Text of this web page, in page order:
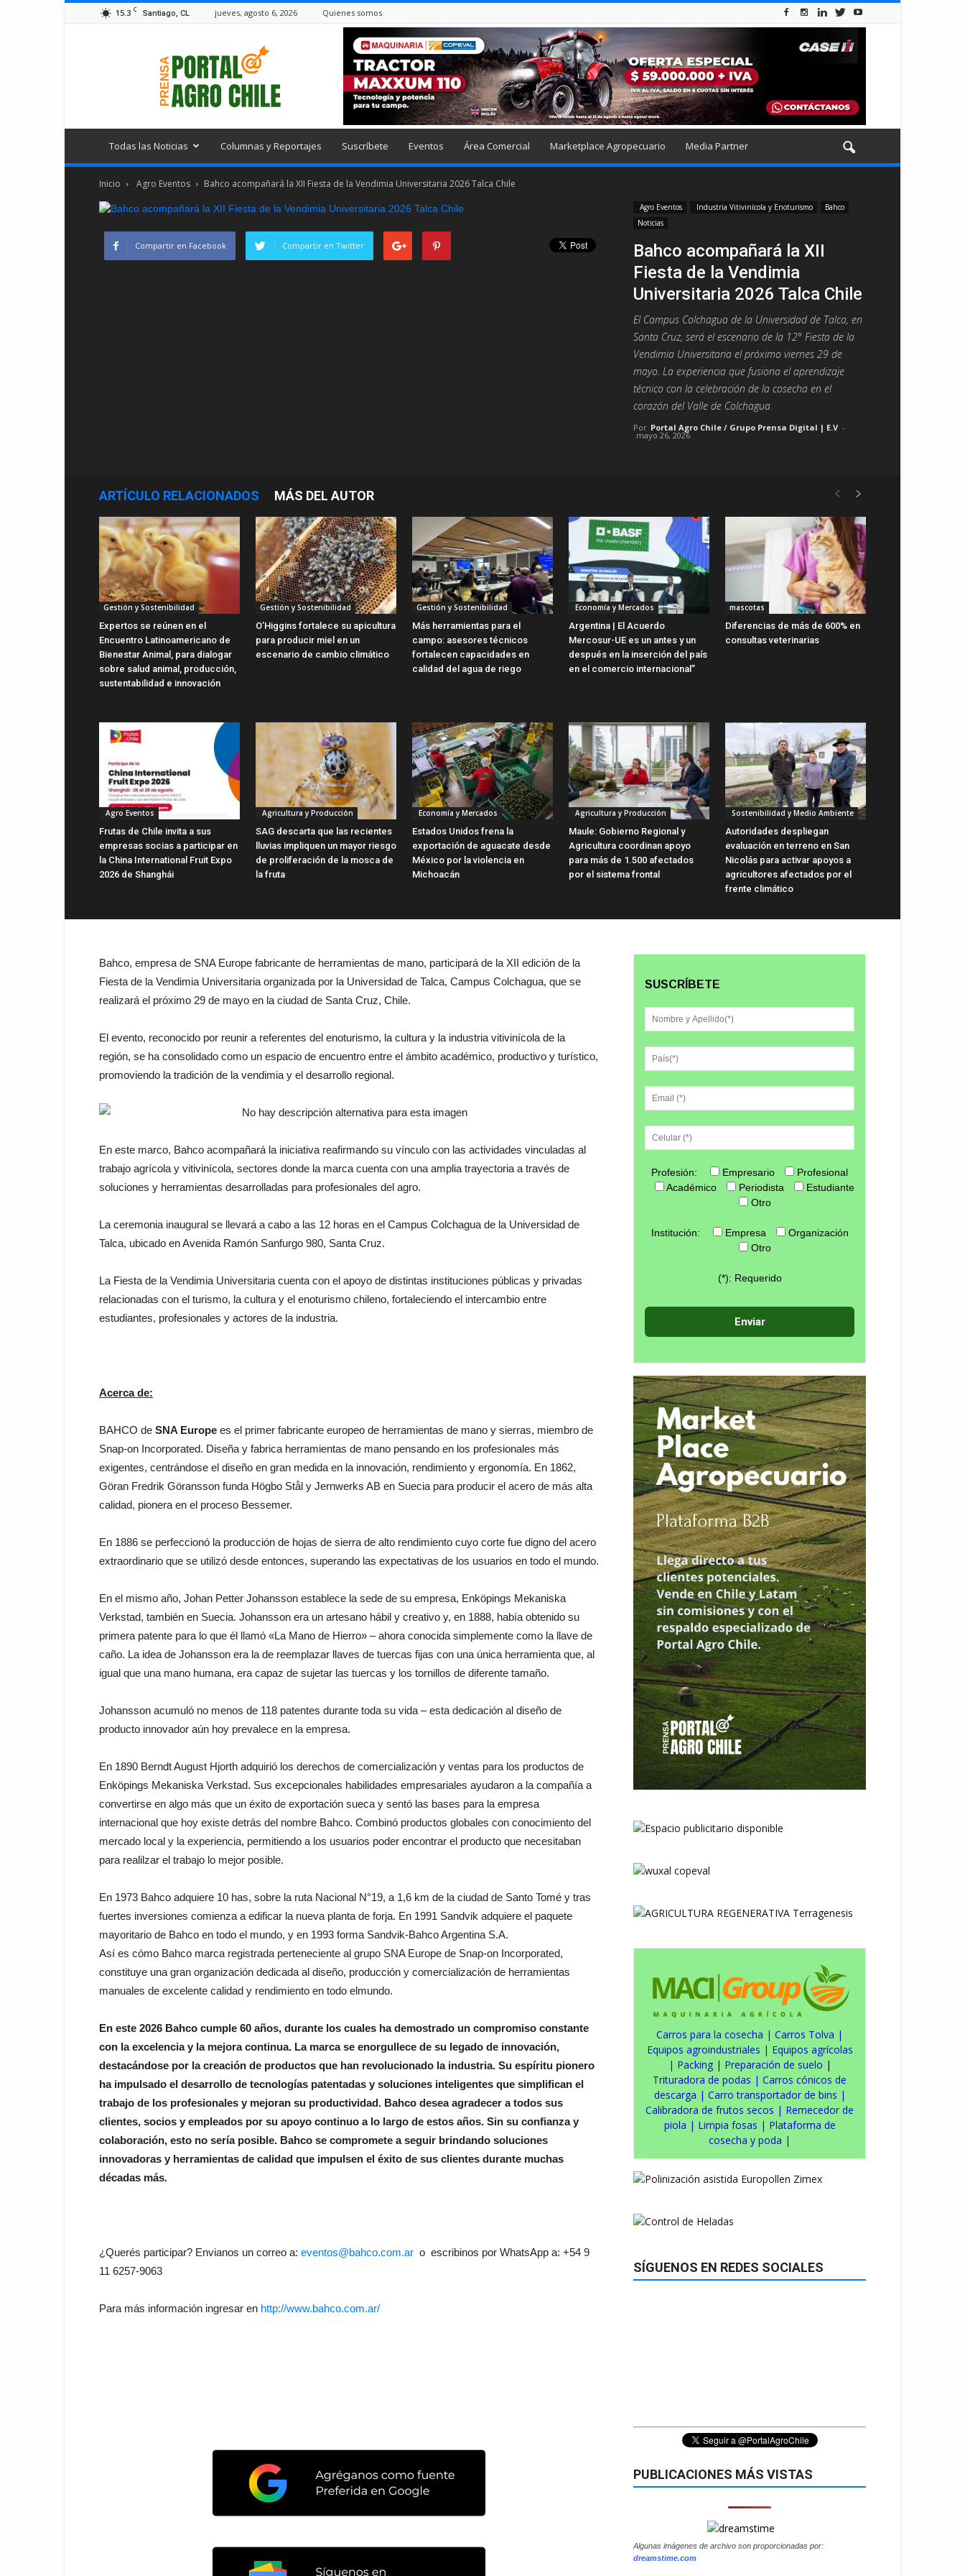
15.3 C Santiago, CL jueves, agosto 6, 2026 Quienes somos
Todas las Noticias Columnas y Reportajes Suscríbete Eventos Área Comercial Marketplace Agropecuario Media Partner
Inicio Agro Eventos Bahco acompañará la XII Fiesta de la Vendimia Universitaria 2026 Talca Chile
Agro Eventos Industria Vitivinícola y Enoturismo
Bahco
Noticias
Bahco acompañará la XII
Fiesta de la Vendimia
Universitaria 2026 Talca Chile
El Campus Colchagua de la Universidad de Talca, en
Santa Cruz, será el escenario de la 12° Fiesta de la
Vendimia Universitaria el próximo viernes 29 de
mayo. La experiencia que fusiona el aprendizaje
técnico con la celebración de la cosecha en el
corazón del Valle de Colchagua.
Por Portal Agro Chile / Grupo Prensa Digital | E.V -
mayo 26, 2026
Compartir en Facebook Compartir en Twitter
ARTÍCULO RELACIONADOS MÁS DEL AUTOR
Gestión y Sostenibilidad
Expertos se reúnen en el
Encuentro Latinoamericano de
Bienestar Animal, para dialogar
sobre salud animal, producción,
sustentabilidad e innovación
Gestión y Sostenibilidad
O’Higgins fortalece su apicultura
para producir miel en un
escenario de cambio climático
Gestión y Sostenibilidad
Más herramientas para el
campo: asesores técnicos
fortalecen capacidades en
calidad del agua de riego
Economía y Mercados
Argentina | El Acuerdo
Mercosur-UE es un antes y un
después en la inserción del país
en el comercio internacional”
mascotas
Diferencias de más de 600% en
consultas veterinarias
Agro Eventos
Frutas de Chile invita a sus
empresas socias a participar en
la China International Fruit Expo
2026 de Shanghái
Agricultura y Producción
SAG descarta que las recientes
lluvias impliquen un mayor riesgo
de proliferación de la mosca de
la fruta
Economía y Mercados
Estados Unidos frena la
exportación de aguacate desde
México por la violencia en
Michoacán
Agricultura y Producción
Maule: Gobierno Regional y
Agricultura coordinan apoyo
para más de 1.500 afectados
por el sistema frontal
Sostenibilidad y Medio Ambiente
Autoridades despliegan
evaluación en terreno en San
Nicolás para activar apoyos a
agricultores afectados por el
frente climático
Bahco, empresa de SNA Europe fabricante de herramientas de mano, participará de la XII edición de la
Fiesta de la Vendimia Universitaria organizada por la Universidad de Talca, Campus Colchagua, que se
realizará el próximo 29 de mayo en la ciudad de Santa Cruz, Chile.
El evento, reconocido por reunir a referentes del enoturismo, la cultura y la industria vitivinícola de la
región, se ha consolidado como un espacio de encuentro entre el ámbito académico, productivo y turístico,
promoviendo la tradición de la vendimia y el desarrollo regional.
En este marco, Bahco acompañará la iniciativa reafirmando su vínculo con las actividades vinculadas al
trabajo agrícola y vitivinícola, sectores donde la marca cuenta con una amplia trayectoria a través de
soluciones y herramientas desarrolladas para profesionales del agro.
La ceremonia inaugural se llevará a cabo a las 12 horas en el Campus Colchagua de la Universidad de
Talca, ubicado en Avenida Ramón Sanfurgo 980, Santa Cruz.
La Fiesta de la Vendimia Universitaria cuenta con el apoyo de distintas instituciones públicas y privadas
relacionadas con el turismo, la cultura y el enoturismo chileno, fortaleciendo el intercambio entre
estudiantes, profesionales y actores de la industria.
Acerca de:
BAHCO de SNA Europe es el primer fabricante europeo de herramientas de mano y sierras, miembro de
Snap-on Incorporated. Diseña y fabrica herramientas de mano pensando en los profesionales más
exigentes, centrándose el diseño en gran medida en la innovación, rendimiento y ergonomía. En 1862,
Göran Fredrik Göransson funda Högbo Stål y Jernwerks AB en Suecia para producir el acero de más alta
calidad, pionera en el proceso Bessemer.
En 1886 se perfeccionó la producción de hojas de sierra de alto rendimiento cuyo corte fue digno del acero
extraordinario que se utilizó desde entonces, superando las expectativas de los usuarios en todo el mundo.
En el mismo año, Johan Petter Johansson establece la sede de su empresa, Enköpings Mekaniska
Verkstad, también en Suecia. Johansson era un artesano hábil y creativo y, en 1888, había obtenido su
primera patente para lo que él llamó «La Mano de Hierro» – ahora conocida simplemente como la llave de
caño. La idea de Johansson era la de reemplazar llaves de tuercas fijas con una única herramienta que, al
igual que una mano humana, era capaz de sujetar las tuercas y los tornillos de diferente tamaño.
Johansson acumuló no menos de 118 patentes durante toda su vida – esta dedicación al diseño de
producto innovador aún hoy prevalece en la empresa.
En 1890 Berndt August Hjorth adquirió los derechos de comercialización y ventas para los productos de
Enköpings Mekaniska Verkstad. Sus excepcionales habilidades empresariales ayudaron a la compañía a
convertirse en algo más que un éxito de exportación sueca y sentó las bases para la empresa
internacional que hoy existe detrás del nombre Bahco. Combinó productos globales con conocimiento del
mercado local y la experiencia, permitiendo a los usuarios poder encontrar el producto que necesitaban
para realilzar el trabajo lo mejor posible.
En 1973 Bahco adquiere 10 has, sobre la ruta Nacional N°19, a 1,6 km de la ciudad de Santo Tomé y tras
fuertes inversiones comienza a edificar la nueva planta de forja. En 1991 Sandvik adquiere el paquete
mayoritario de Bahco en todo el mundo, y en 1993 forma Sandvik-Bahco Argentina S.A.
Así es cómo Bahco marca registrada perteneciente al grupo SNA Europe de Snap-on Incorporated,
constituye una gran organización dedicada al diseño, producción y comercialización de herramientas
manuales de excelente calidad y rendimiento en todo elmundo.
En este 2026 Bahco cumple 60 años, durante los cuales ha demostrado un compromiso constante
con la excelencia y la mejora continua. La marca se enorgullece de su legado de innovación,
destacándose por la creación de productos que han revolucionado la industria. Su espíritu pionero
ha impulsado el desarrollo de tecnologías patentadas y soluciones inteligentes que simplifican el
trabajo de los profesionales y mejoran su productividad. Bahco desea agradecer a todos sus
clientes, socios y empleados por su apoyo continuo a lo largo de estos años. Sin su confianza y
colaboración, esto no sería posible. Bahco se compromete a seguir brindando soluciones
innovadoras y herramientas de calidad que impulsen el éxito de sus clientes durante muchas
décadas más.
¿Querés participar? Envianos un correo a: eventos@bahco.com.ar o escribinos por WhatsApp a: +54 9
11 6257-9063
Para más información ingresar en http://www.bahco.com.ar/
SUSCRÍBETE
Profesión: Empresario
Profesional
Académico
Periodista
Estudiante
Otro
Institución: Empresa
Organización
Otro
(*): Requerido
Carros para la cosecha | Carros Tolva |
Equipos agroindustriales | Equipos agrícolas
| Packing| Preparación de suelo |
Trituradora de podas | Carros cónicos de
descarga | Carro transportador de bins |
Calibradora de frutos secos | Remecedor de
piola | Limpia fosas | Plataforma de
cosecha y poda |
SÍGUENOS EN REDES SOCIALES
PUBLICACIONES MÁS VISTAS
Algunas imágenes de archivo son proporcionadas por:
dreamstime.com